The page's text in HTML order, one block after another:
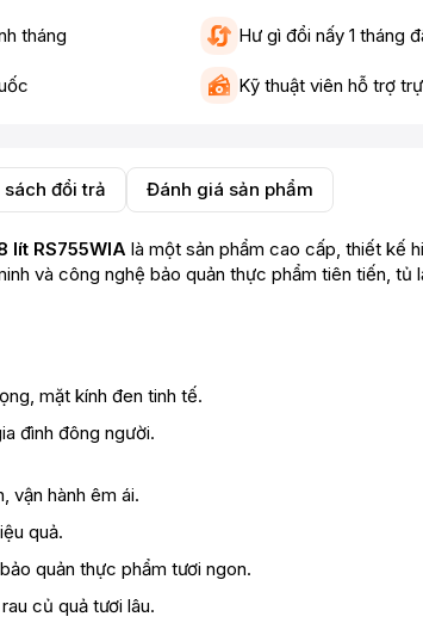
tháng Hư gì đổi nấy 1 tháng
Kỹ thuật viên hỗ trợ
sách đổi trả Đánh giá sản phẩm
lít RS755WIA là một sản phẩm cao cấp, thiết kế
và công nghệ bảo quản thực phẩm tiên tiến, tủ
mặt kính đen tinh tế.
đình đông người.
vận hành êm ái.
quả.
quản thực phẩm tươi ngon.
củ quả tươi lâu.